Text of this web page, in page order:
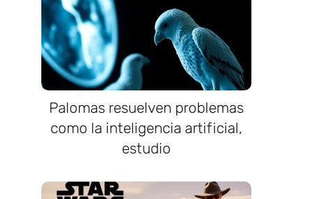
Palomas resuelven problemas
como la inteligencia artificial,
estudio